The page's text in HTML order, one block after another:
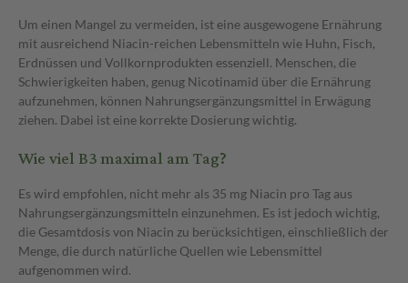
Um einen Mangel zu vermeiden, ist eine ausgewogene Ernährung
mit ausreichend Niacin-reichen Lebensmitteln wie Huhn, Fisch,
Erdnüssen und Vollkornprodukten essenziell. Menschen, die
Schwierigkeiten haben, genug Nicotinamid über die Ernährung
aufzunehmen, können Nahrungsergänzungsmittel in Erwägung
ziehen. Dabei ist eine korrekte Dosierung wichtig.
Wie viel B3 maximal am Tag?
Es wird empfohlen, nicht mehr als 35 mg Niacin pro Tag aus
Nahrungsergänzungsmitteln einzunehmen. Es ist jedoch wichtig,
die Gesamtdosis von Niacin zu berücksichtigen, einschließlich der
Menge, die durch natürliche Quellen wie Lebensmittel
aufgenommen wird.